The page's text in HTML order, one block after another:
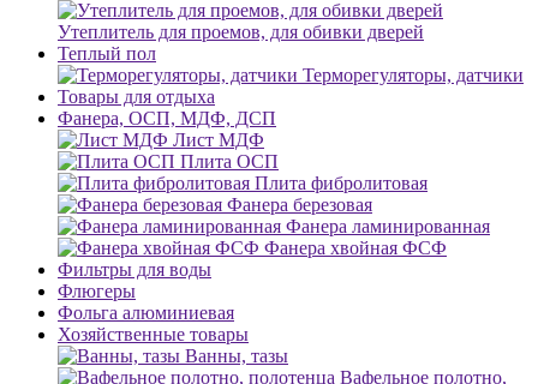
Утеплитель для проемов, для обивки дверей
Теплый пол
Терморегуляторы, датчики
Товары для отдыха
Фанера, ОСП, МДФ, ДСП
Лист МДФ
Плита ОСП
Плита фибролитовая
Фанера березовая
Фанера ламинированная
Фанера хвойная ФСФ
Фильтры для воды
Флюгеры
Фольга алюминиевая
Хозяйственные товары
Ванны, тазы
Вафельное полотно,